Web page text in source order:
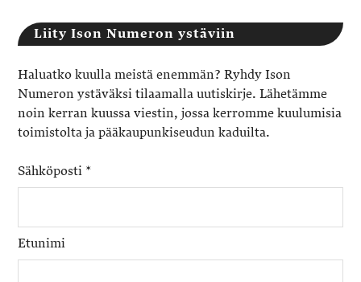
Liity Ison Numeron ystäviin
Haluatko kuulla meistä enemmän? Ryhdy Ison
Numeron ystäväksi tilaamalla uutiskirje. Lähetämme
noin kerran kuussa viestin, jossa kerromme kuulumisia
toimistolta ja pääkaupunkiseudun kaduilta.
Sähköposti *
Etunimi